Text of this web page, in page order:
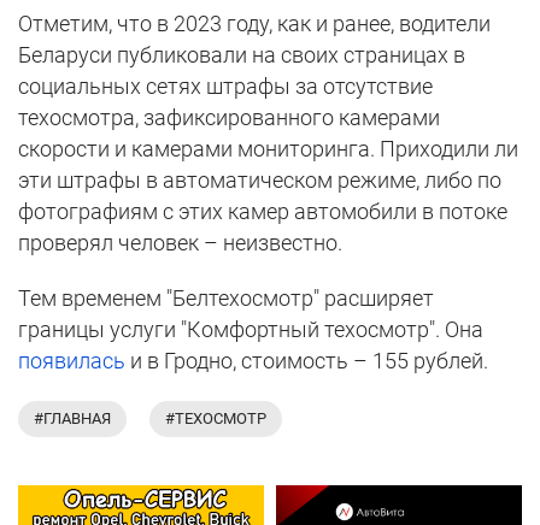
Отметим, что в 2023 году, как и ранее, водители
Беларуси публиковали на своих страницах в
социальных сетях штрафы за отсутствие
техосмотра, зафиксированного камерами
скорости и камерами мониторинга. Приходили ли
эти штрафы в автоматическом режиме, либо по
фотографиям с этих камер автомобили в потоке
проверял человек – неизвестно.
Тем временем "Белтехосмотр" расширяет
границы услуги "Комфортный техосмотр". Она
появилась и в Гродно, стоимость – 155 рублей.
#ГЛАВНАЯ #ТЕХОСМОТР